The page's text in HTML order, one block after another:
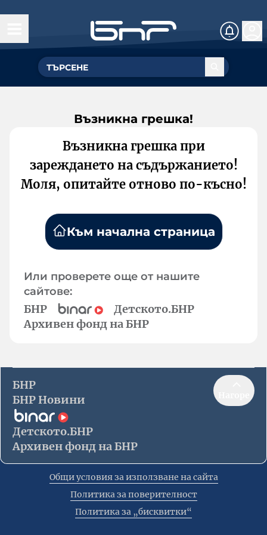
Възникна грешка!
Възникна грешка при
зареждането на съдържанието!
Моля, опитайте отново по-късно!
Към начална страница
Или проверете още от нашите
сайтове:
БНР
Детското.БНР
Архивен фонд на БНР
БНР
БНР Новини
Детското.БНР
Архивен фонд на БНР
Общи условия за използване на сайта
Политика за поверителност
Политика за „бисквитки“